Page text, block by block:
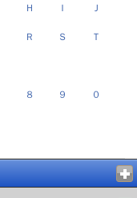
Ｈ Ｉ Ｊ
Ｒ Ｓ Ｔ
８ ９ ０